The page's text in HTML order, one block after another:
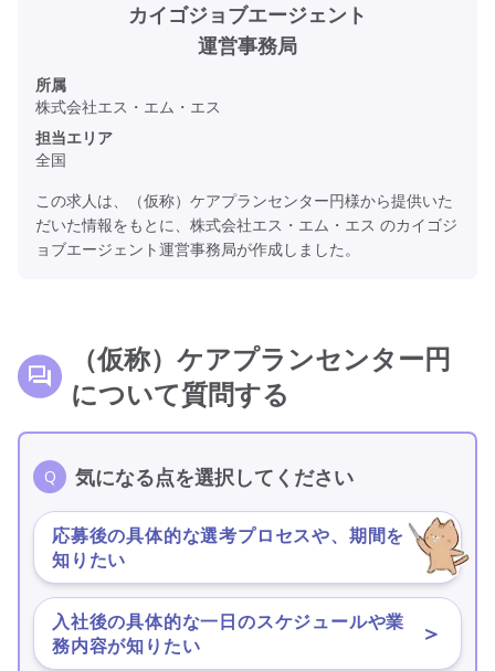
カイゴジョブエージェント
運営事務局
所属
株式会社エス・エム・エス
担当エリア
全国
この求人は、（仮称）ケアプランセンター円様から提供いた
だいた情報をもとに、株式会社エス・エム・エス のカイゴジ
ョブエージェント運営事務局が作成しました。
（仮称）ケアプランセンター円
について質問する
気になる点を選択してください
応募後の具体的な選考プロセスや、期間を
知りたい
＞
入社後の具体的な一日のスケジュールや業
務内容が知りたい
＞